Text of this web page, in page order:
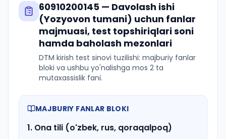
60910200145 — Davolash ishi
(Yozyovon tumani) uchun fanlar
majmuasi, test topshiriqlari soni
hamda baholash mezonlari
DTM kirish test sinovi tuzilishi: majburiy fanlar
bloki va ushbu yo'nalishga mos 2 ta
mutaxassislik fani.
MAJBURIY FANLAR BLOKI
1. Ona tili (o'zbek, rus, qoraqalpoq)